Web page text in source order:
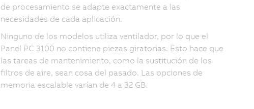
de procesamiento se adapte exactamente a las
necesidades de cada aplicación.
Ninguno de los modelos utiliza ventilador, por lo que el
Panel PC 3100 no contiene piezas giratorias. Esto hace que
las tareas de mantenimiento, como la sustitución de los
filtros de aire, sean cosa del pasado. Las opciones de
memoria escalable varían de 4 a 32 GB.